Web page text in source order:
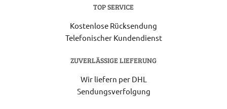
TOP SERVICE
Kostenlose Rücksendung
Telefonischer Kundendienst
ZUVERLÄSSIGE LIEFERUNG
Wir liefern per DHL
Sendungsverfolgung